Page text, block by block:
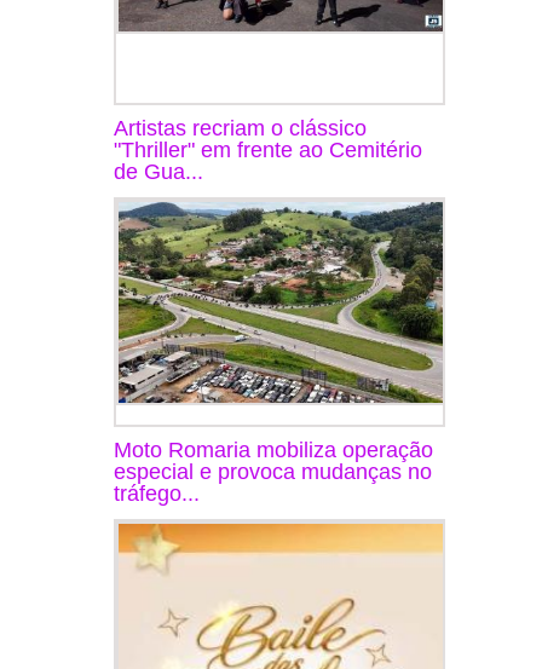
Artistas recriam o clássico
"Thriller" em frente ao Cemitério
de Gua...
Moto Romaria mobiliza operação
especial e provoca mudanças no
tráfego...